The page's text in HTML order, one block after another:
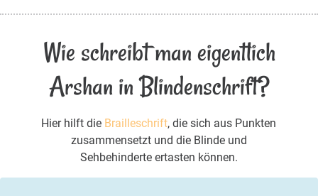
Wie schreibt man eigentlich
Arshan in Blindenschrift?
Hier hilft die Brailleschrift, die sich aus Punkten
zusammensetzt und die Blinde und
Sehbehinderte ertasten können.